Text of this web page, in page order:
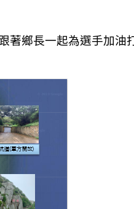
著鄉長一起為選手加油